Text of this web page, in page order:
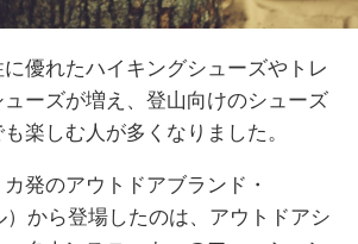
優れたハイキングシューズやトレ
ーズが増え、登山向けのシューズ
楽しむ人が多くなりました。
発のアウトドアブランド・
）から登場したのは、アウトドアシ